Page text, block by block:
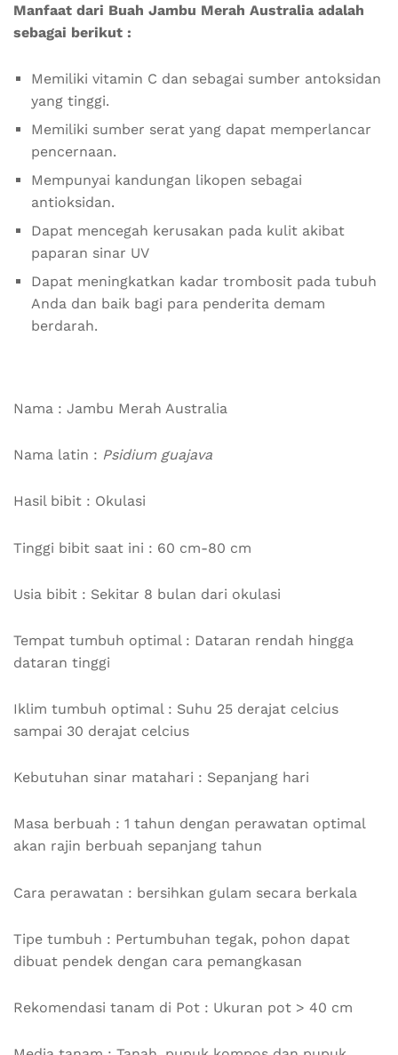
Manfaat dari Buah Jambu Merah Australia adalah
sebagai berikut :
Memiliki vitamin C dan sebagai sumber antoksidan
yang tinggi.
Memiliki sumber serat yang dapat memperlancar
pencernaan.
Mempunyai kandungan likopen sebagai
antioksidan.
Dapat mencegah kerusakan pada kulit akibat
paparan sinar UV
Dapat meningkatkan kadar trombosit pada tubuh
Anda dan baik bagi para penderita demam
berdarah.
Nama : Jambu Merah Australia
Nama latin : Psidium guajava
Hasil bibit : Okulasi
Tinggi bibit saat ini : 60 cm-80 cm
Usia bibit : Sekitar 8 bulan dari okulasi
Tempat tumbuh optimal : Dataran rendah hingga
dataran tinggi
Iklim tumbuh optimal : Suhu 25 derajat celcius
sampai 30 derajat celcius
Kebutuhan sinar matahari : Sepanjang hari
Masa berbuah : 1 tahun dengan perawatan optimal
akan rajin berbuah sepanjang tahun
Cara perawatan : bersihkan gulam secara berkala
Tipe tumbuh : Pertumbuhan tegak, pohon dapat
dibuat pendek dengan cara pemangkasan
Rekomendasi tanam di Pot : Ukuran pot > 40 cm